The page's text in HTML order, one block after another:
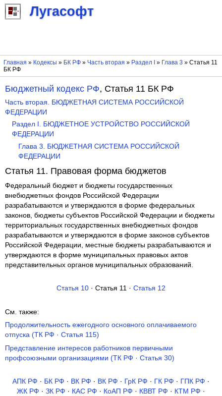
Лугасофт
Главная » Кодексы » БК РФ» Часть вторая » Раздел I » Глава 3 » Статья 11
БК РФ
Бюджетный кодекс РФ, Статья 11 БК РФ
Часть вторая. БЮДЖЕТНАЯ СИСТЕМА РОССИЙСКОЙ
ФЕДЕРАЦИИ
Раздел I. БЮДЖЕТНОЕ УСТРОЙСТВО РОССИЙСКОЙ
ФЕДЕРАЦИИ
Глава 3. БЮДЖЕТНАЯ СИСТЕМА РОССИЙСКОЙ
ФЕДЕРАЦИИ
Статья 11. Правовая форма бюджетов
Федеральный бюджет и бюджеты государственных
внебюджетных фондов Российской Федерации
разрабатываются и утверждаются в форме федеральных
законов, бюджеты субъектов Российской Федерации и бюджеты
территориальных государственных внебюджетных фондов
разрабатываются и утверждаются в форме законов субъектов
Российской Федерации, местные бюджеты разрабатываются и
утверждаются в форме муниципальных правовых актов
представительных органов муниципальных образований.
Статья 10 · Статья 11 · Статья 12
См. также:
Продолжительность ежегодного основного оплачиваемого
отпуска (ТК РФ · Статья 115)
Представление интересов работников первичными
профсоюзными организациями (ТК РФ · Статья 30)
АПК РФ · БК РФ · ВК РФ · ВК РФ · ГрК РФ · ГК РФ · ГПК РФ ·
ЖК РФ · ЗК РФ · КАС РФ · КоАП РФ · КВВТ РФ · КТМ РФ ·